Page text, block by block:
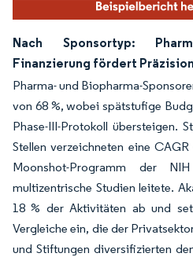
Nach Sponsortyp:
Finanzierung fördert
Pharma- und Biopharma-
von 68 %, wobei spätstufige
Phase-III-Protokoll übersteigen.
Stellen verzeichneten eine
Moonshot-Programm der
multizentrische Studien leitete.
18 % der Aktivitäten ab und
Vergleiche ein, die der
und Stiftungen diversifizierten